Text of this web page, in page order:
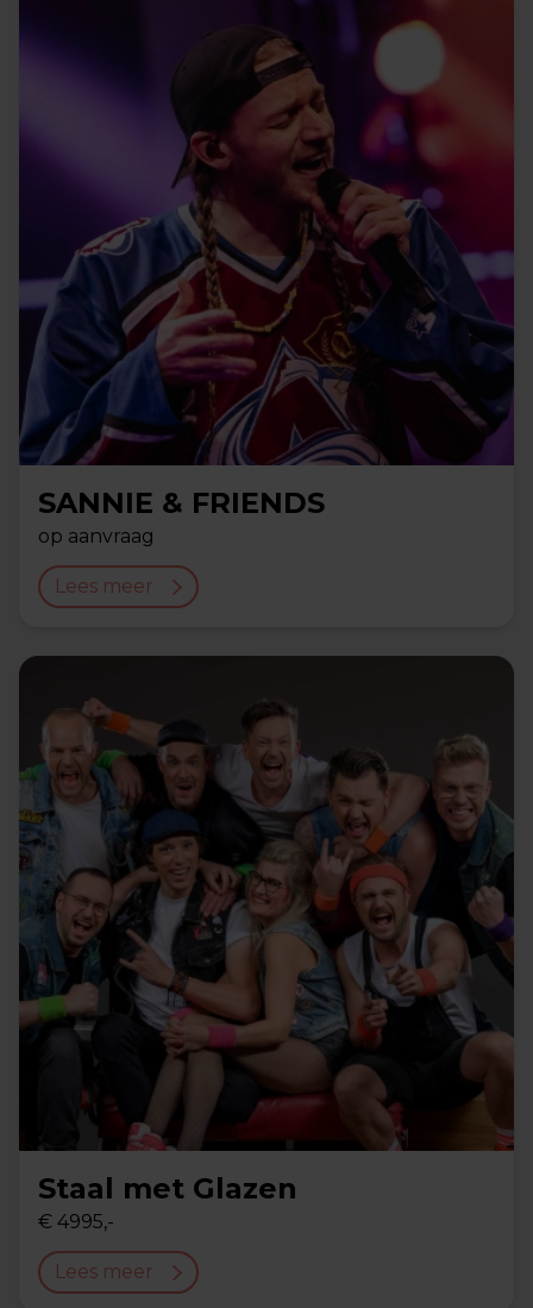
SANNIE & FRIENDS
op aanvraag
Lees meer
Staal met Glazen
€ 4995,-
Lees meer